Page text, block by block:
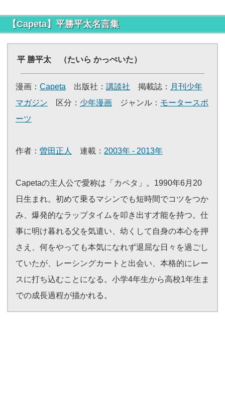
【Capeta】平勝平太名言集
平 勝平太 （たいら かっぺいた）
漫画： Capeta 出版社： 講談社 掲載誌： 月刊少年
マガジン 区分： 少年漫画 ジャンル： モータースポ
ーツ
作者： 曽田正人 連載： 2003年 - 2013年
Capetaの主人公で愛称は「カペタ」。1990年6月20
日生まれ。初めて乗るマシンでも短時間でコツをつか
み、爆発的なラップタイムを叩き出す才能を持つ。仕
事に明け暮れる父を気遣い、幼くして自身の本心を押
さえ、何をやっても本気になれず退屈な日々を過ごし
ていたが、レーシングカートと出会い、本格的にレー
スに打ち込むことになる。小学4年生から高校1年生ま
での成長過程が描かれる。